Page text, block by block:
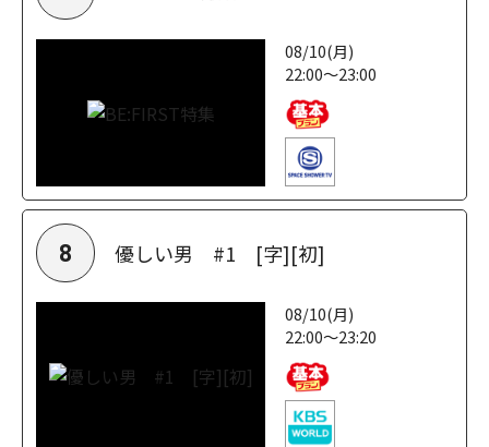
08/10(月)
22:00～23:00
8 優しい男 #1 [字][初]
08/10(月)
22:00～23:20